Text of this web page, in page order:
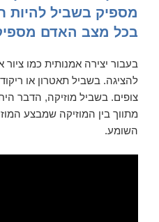
מספיק בשביל להיות
בכל מצב האדם
בעבור יצירה אמנותית כמו
להציגה. בשביל תאטרון או
צופים. בשביל מוזיקה, הדבר
מתווך בין המוזיקה שמבצע
השומע.